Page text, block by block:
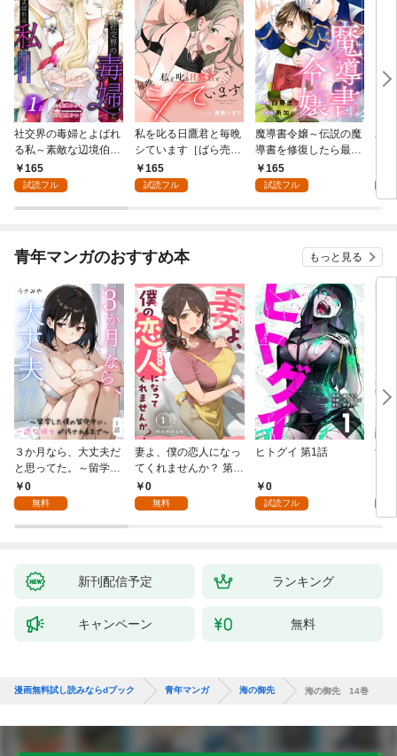
社交界の毒婦とよばれ
る私～素敵な辺境伯令
息に腕を折られたの
で、責任とってもらい
第1話
165
試読フル
私を叱る日鷹君と毎晩
シています［ばら売
り］ 第1話
165
試読フル
魔導書令嬢～伝説の魔
導書を修復したら最強
の精霊が味方になりま
した（クールな王弟殿
165
試読フル
寡
の
～
青年マンガのおすすめ本 もっと見る
３か月なら、大丈夫だ
と思ってた。～留学し
た僕の留守中に、一途
な彼女が汚されるまで
0
無料
妻よ、僕の恋人になっ
てくれませんか？ 第1
話0
無料
ヒトグイ 第1話
0
試読フル
世
新刊配信予定 ランキング
キャンペーン 無料
漫画無料試し読みならdブック 青年マンガ 海の御先 海の御先 14巻